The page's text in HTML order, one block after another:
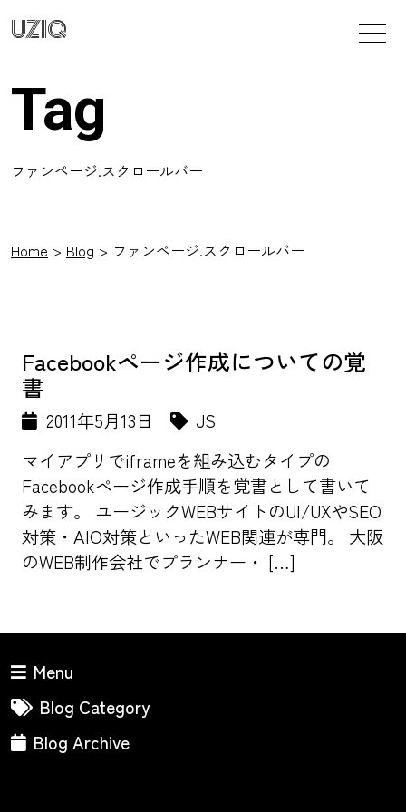
UZIQ
Tag
ファンページ.スクロールバー
Home Blog ファンページ.スクロールバー
Facebookページ作成についての覚
書
2011年5月13日
JS
マイアプリでiframeを組み込むタイプの
Facebookページ作成手順を覚書として書いて
みます。 ユージックWEBサイトのUI/UXやSEO
対策・AIO対策といったWEB関連が専門。 大阪
のWEB制作会社でプランナー・ […]
Menu
Blog Category
Blog Archive